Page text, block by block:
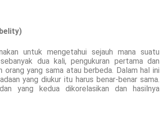
untuk mengetahui sejauh mana suatu
dua kali, pengukuran pertama dan
orang yang sama atau berbeda. Dalam hal ini
yang diukur itu harus benar-benar sama.
yang kedua dikorelasikan dan hasilnya